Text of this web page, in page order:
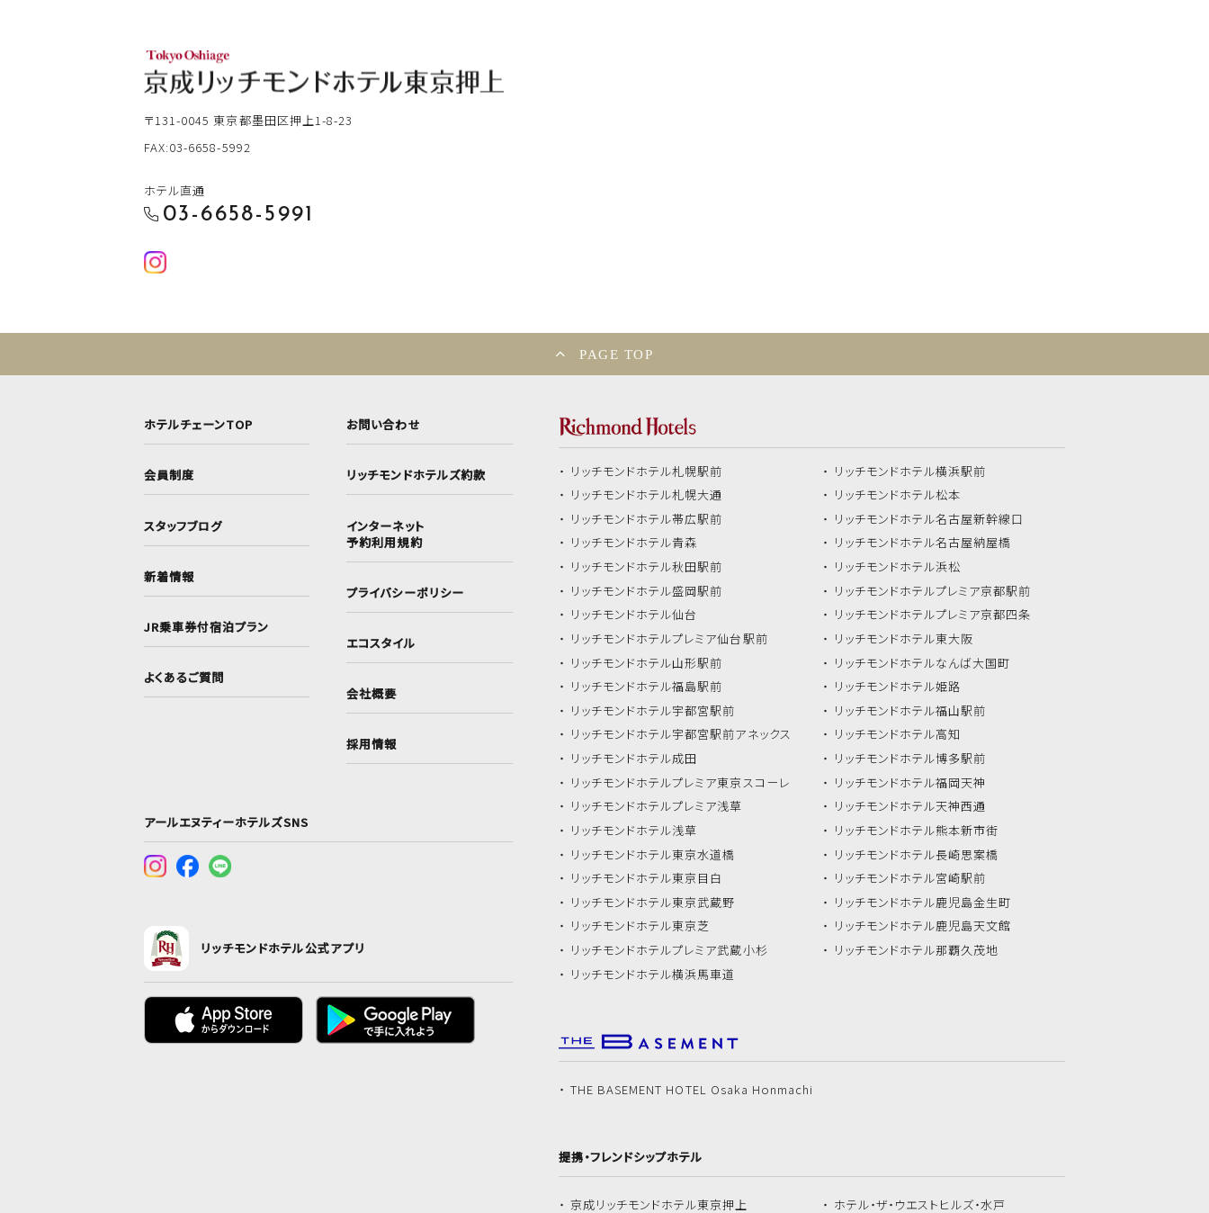
〒131-0045 東京都墨田区押上1-8-23
FAX:03-6658-5992
ホテル直通
03-6658-5991
PAGE TOP
ホテルチェーンTOP
会員制度
スタッフブログ
新着情報
JR乗車券付宿泊プラン
よくあるご質問
お問い合わせ
リッチモンドホテルズ約款
インターネット
予約利用規約
プライバシーポリシー
エコスタイル
会社概要
採用情報
アールエヌティーホテルズSNS
リッチモンドホテル公式アプリ
リッチモンドホテル札幌駅前
リッチモンドホテル札幌大通
リッチモンドホテル帯広駅前
リッチモンドホテル青森
リッチモンドホテル秋田駅前
リッチモンドホテル盛岡駅前
リッチモンドホテル仙台
リッチモンドホテルプレミア仙台駅前
リッチモンドホテル山形駅前
リッチモンドホテル福島駅前
リッチモンドホテル宇都宮駅前
リッチモンドホテル宇都宮駅前アネックス
リッチモンドホテル成田
リッチモンドホテルプレミア東京スコーレ
リッチモンドホテルプレミア浅草
リッチモンドホテル浅草
リッチモンドホテル東京水道橋
リッチモンドホテル東京目白
リッチモンドホテル東京武蔵野
リッチモンドホテル東京芝
リッチモンドホテルプレミア武蔵小杉
リッチモンドホテル横浜馬車道
リッチモンドホテル横浜駅前
リッチモンドホテル松本
リッチモンドホテル名古屋新幹線口
リッチモンドホテル名古屋納屋橋
リッチモンドホテル浜松
リッチモンドホテルプレミア京都駅前
リッチモンドホテルプレミア京都四条
リッチモンドホテル東大阪
リッチモンドホテルなんば大国町
リッチモンドホテル姫路
リッチモンドホテル福山駅前
リッチモンドホテル高知
リッチモンドホテル博多駅前
リッチモンドホテル福岡天神
リッチモンドホテル天神西通
リッチモンドホテル熊本新市街
リッチモンドホテル長崎思案橋
リッチモンドホテル宮崎駅前
リッチモンドホテル鹿児島金生町
リッチモンドホテル鹿児島天文館
リッチモンドホテル那覇久茂地
THE BASEMENT HOTEL Osaka Honmachi
提携・フレンドシップホテル
京成リッチモンドホテル東京押上 ホテル・ザ・ ウエストヒルズ・水戸